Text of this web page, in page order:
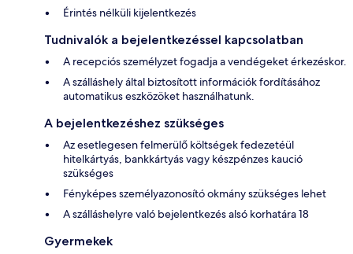
Érintés nélküli kijelentkezés
Tudnivalók a bejelentkezéssel kapcsolatban
A recepciós személyzet fogadja a vendégeket érkezéskor.
A szálláshely által biztosított információk fordításához
automatikus eszközöket használhatunk.
A bejelentkezéshez szükséges
Az esetlegesen felmerülő költségek fedezetéül
hitelkártyás, bankkártyás vagy készpénzes kaució
szükséges
Fényképes személyazonosító okmány szükséges lehet
A szálláshelyre való bejelentkezés alsó korhatára 18
Gyermekek